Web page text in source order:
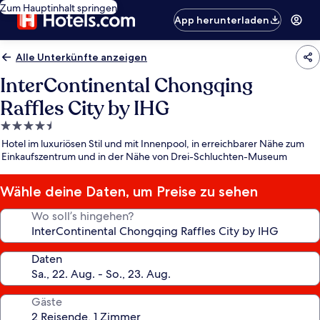
Zum Hauptinhalt springen
App herunterladen
Alle Unterkünfte anzeigen
InterContinental Chongqing
Raffles City by IHG
4.5-
Sterne-
Unterkunft
Hotel im luxuriösen Stil und mit Innenpool, in erreichbarer Nähe zum
Einkaufszentrum und in der Nähe von Drei-Schluchten-Museum
Wähle deine Daten, um Preise zu sehen
Wo soll’s hingehen?
Daten
Gäste